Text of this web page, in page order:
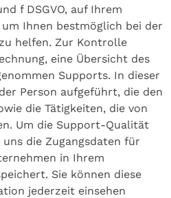
f DSGVO, auf Ihrem
Ihnen bestmöglich bei der
helfen. Zur Kontrolle
eine Übersicht des
Supports. In dieser
Person aufgeführt, die den
die Tätigkeiten, die von
Um die Support-Qualität
die Zugangsdaten für
in Ihrem
Sie können diese
jederzeit einsehen